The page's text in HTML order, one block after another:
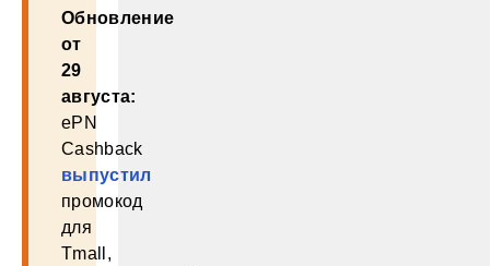
Обновление
от
29
августа:
ePN
Cashback
выпустил
промокод
для
Tmall,